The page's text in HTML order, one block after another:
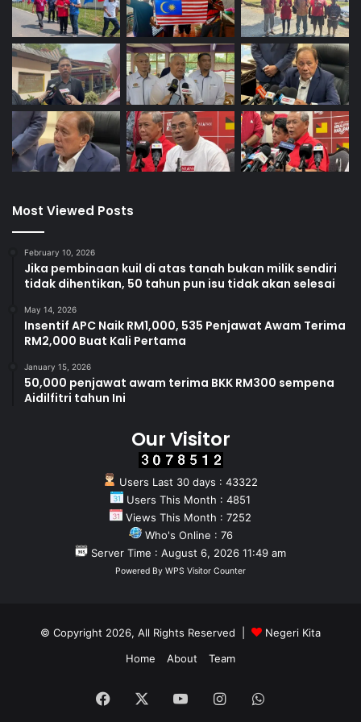
penjuru.
Fakulti Kejuruteraan dan Alam Bina (FKAB) pula
menyaksikan tiga penjuru.
Sementara itu, Muhammad Danish Suhailey dari FKP
memperoleh undi tertinggi sebanyak 7, 973 undi, diikuti
Nur Maisarah Hamdan dari FSU dengan 7, 009 undi.
bukan sekadar jawatankuasa teknikal, tetapi sebuah
pasukan kepimpinan pelajar yang menjadi pemangkin
kepada demokrasi kampus yang matang, beretika dan
berdaya fikir, seiring aspirasi USIM dalam melahirkan
Muslim profesional berjiwa kepimpinan dan berintegriti
tinggi.
Most Viewed Posts
February 10, 2026
Jika pembinaan kuil di atas tanah bukan milik sendiri
tidak dihentikan, 50 tahun pun isu tidak akan selesai
May 14, 2026
Insentif APC Naik RM1,000, 535 Penjawat Awam Terima
RM2,000 Buat Kali Pertama
January 15, 2026
50,000 penjawat awam terima BKK RM300 sempena
Aidilfitri tahun Ini
Our Visitor
Users Last 30 days : 43322
Users This Month : 4851
Views This Month : 7252
Who's Online : 76
Server Time : August 6, 2026 11:49 am
Powered By WPS Visitor Counter
© Copyright 2026, All Rights Reserved |
Negeri Kita
Home
About Team
Facebook YouTubeInstagramWhatsApp